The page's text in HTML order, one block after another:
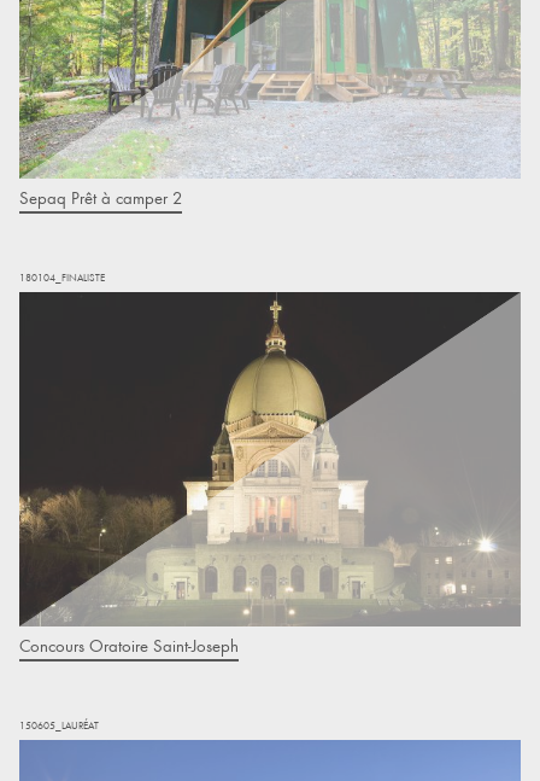
Sepaq Prêt à camper 2
180104_FINALISTE
Concours Oratoire Saint-Joseph
150605_LAURÉAT